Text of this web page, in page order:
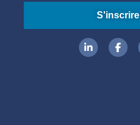
S'inscrire